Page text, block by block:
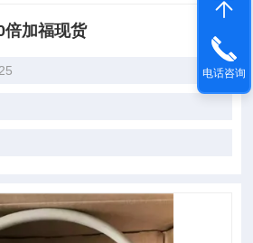
倍加福现货
电话咨询